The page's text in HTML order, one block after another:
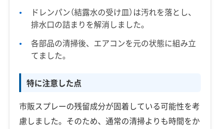
ドレンパン（結露水の受け皿）は汚れを落とし、
排水口の詰まりを解消しました。
各部品の清掃後、エアコンを元の状態に組み立
てました。
特に注意した点
市販スプレーの残留成分が固着している可能性を考
慮しました。そのため、通常の清掃よりも時間をか